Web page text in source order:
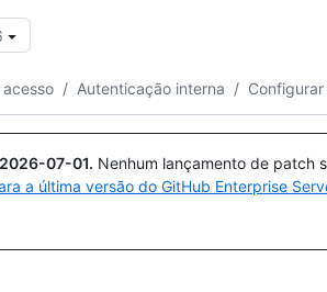
/ Autenticação interna /
2026-07-01. Nenhum lançamento de patch
a última versão do GitHub Enterprise